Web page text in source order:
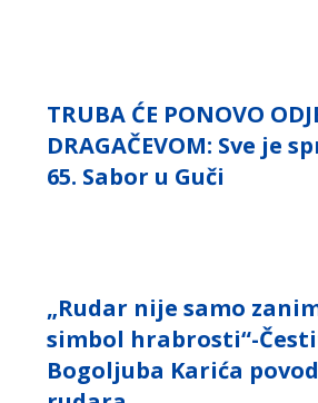
TRUBA ĆE PONOVO
DRAGAČEVOM: Sve je
65. Sabor u Guči
„Rudar nije samo
simbol hrabrosti“-
Bogoljuba Karića